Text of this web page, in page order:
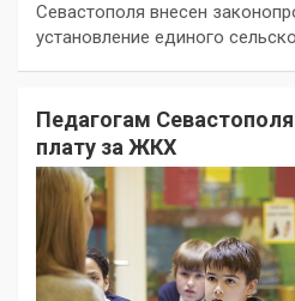
Севастополя внесен
установление единого
Педагогам
плату за ЖКХ